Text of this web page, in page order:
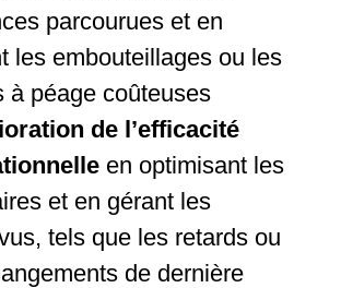
parcourues et en
les embouteillages ou les
à péage coûteuses
de l’efficacité
en optimisant les
et en gérant les
tels que les retards ou
de dernière